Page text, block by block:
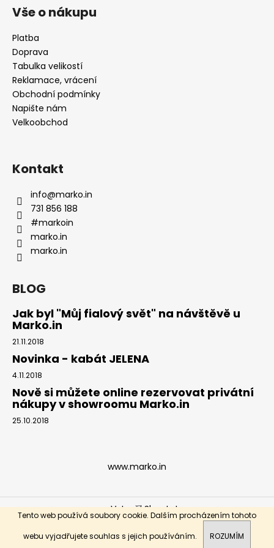
Tento web používá soubory cookie. Dalším procházením tohoto
webu vyjadřujete souhlas s jejich používáním.
ROZUMÍM
u
e
m
e
Vše o nákupu
Platba
Doprava
Tabulka velikostí
Reklamace, vrácení
Obchodní podmínky
Napište nám
Velkoobchod
Kontakt
info@marko.in
731 856 188
#markoin
marko.in
marko.in
BLOG
Jak byl "Můj fialový svět" na návštěvě u
Marko.in
21.11.2018
Novinka - kabát JELENA
4.11.2018
Nově si můžete online rezervovat privátní
nákupy v showroomu Marko.in
25.10.2018
www.marko.in
Vytvořil Shoptet